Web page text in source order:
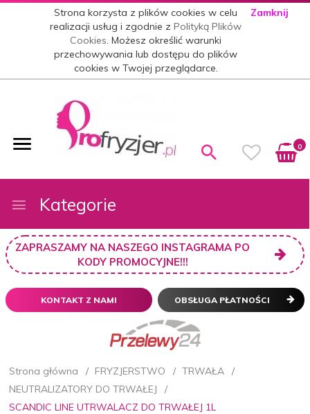
Strona korzysta z plików cookies w celu
realizacji usług i zgodnie zPolityką Plików
Cookies. Możesz określić warunki
przechowywania lub dostępu do plików
cookies w Twojej przeglądarce.
Zamknij
0
Kategorie
ZAPRASZAMY NA NASZEGO INSTAGRAMA PO
KODY PROMOCYJNE!!!
KONTAKT Z NAMI OBSŁUGA PŁATNOŚCI
Strona główna FRYZJERSTWO
TRWAŁA
NEUTRALIZATORY DO TRWAŁEJ
SCANDIC LINE UTRWALACZ DO TRWAŁEJ 1L